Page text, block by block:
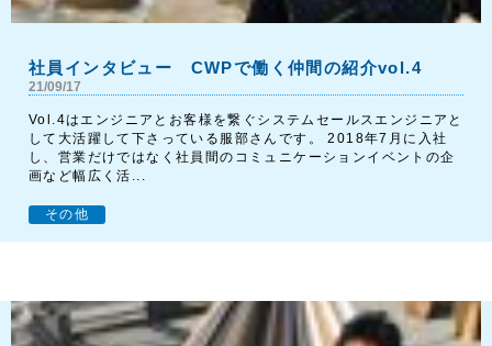
社員インタビュー CWPで働く仲間の紹介vol.4
21/09/17
Vol.4はエンジニアとお客様を繋ぐシステムセールスエンジニアと
して大活躍して下さっている服部さんです。 2018年7月に入社
し、営業だけではなく社員間のコミュニケーションイベントの企
画など幅広く活...
その他